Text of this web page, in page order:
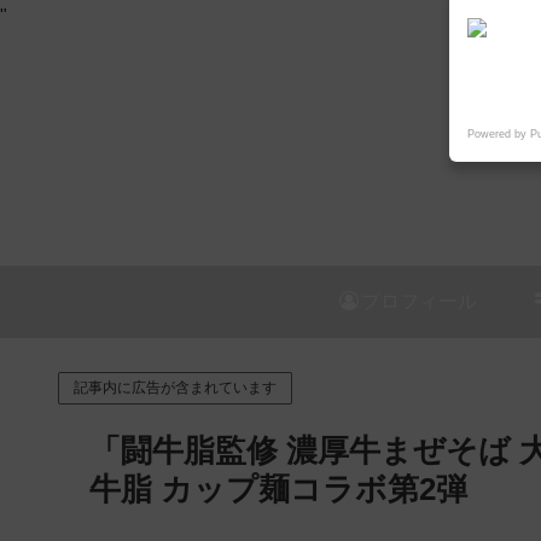
"
記事内に広告が含まれています
「闘牛脂監修 濃厚牛まぜそば
牛脂 カップ麺コラボ第2弾
Powered by